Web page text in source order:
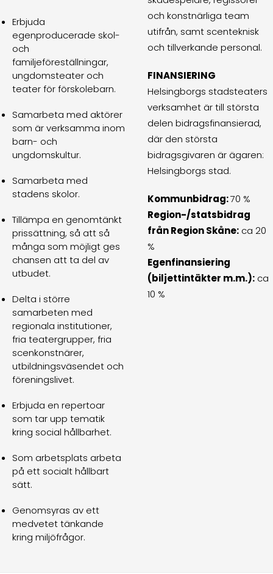
Erbjuda
egenproducerade skol-
och
familjeföreställningar,
ungdomsteater och
teater för förskolebarn.
Samarbeta med aktörer
som är verksamma inom
barn- och
ungdomskultur.
Samarbeta med
stadens skolor.
Tillämpa en genomtänkt
prissättning, så att så
många som möjligt ges
chansen att ta del av
utbudet.
Delta i större
samarbeten med
regionala institutioner,
fria teatergrupper, fria
scenkonstnärer,
utbildningsväsendet och
föreningslivet.
Erbjuda en repertoar
som tar upp tematik
kring social hållbarhet.
Som arbetsplats arbeta
på ett socialt hållbart
sätt.
Genomsyras av ett
medvetet tänkande
kring miljöfrågor.
och konstnärliga team
utifrån, samt scenteknisk
och tillverkande personal.
FINANSIERING
Helsingborgs stadsteaters
verksamhet är till största
delen bidragsfinansierad,
där den största
bidragsgivaren är ägaren:
Helsingborgs stad.
Kommunbidrag:70 %
Region-/statsbidrag
från Region Skåne:ca 20
%
Egenfinansiering
(biljettintäkter m.m.):ca
10 %